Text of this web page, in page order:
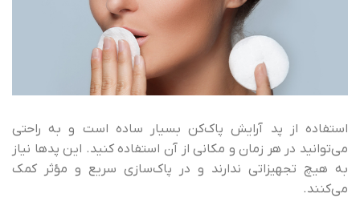
استفاده از پد آرایش پاک‌کن بسیار ساده است و به راحتی
می‌توانید در هر زمان و مکانی از آن استفاده کنید. این پدها نیاز
به هیچ تجهیزاتی ندارند و در پاک‌سازی سریع و مؤثر کمک
می‌کنند.